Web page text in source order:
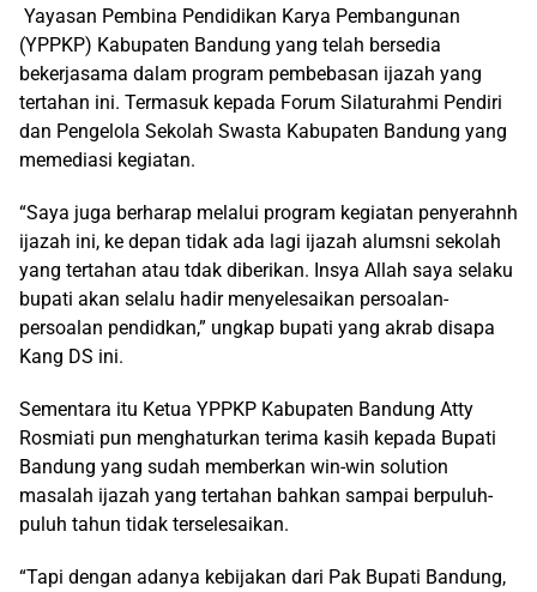
Yayasan Pembina Pendidikan Karya Pembangunan
(YPPKP) Kabupaten Bandung yang telah bersedia
bekerjasama dalam program pembebasan ijazah yang
tertahan ini. Termasuk kepada Forum Silaturahmi Pendiri
dan Pengelola Sekolah Swasta Kabupaten Bandung yang
memediasi kegiatan.
“Saya juga berharap melalui program kegiatan penyerahnh
ijazah ini, ke depan tidak ada lagi ijazah alumsni sekolah
yang tertahan atau tdak diberikan. Insya Allah saya selaku
bupati akan selalu hadir menyelesaikan persoalan-
persoalan pendidkan,” ungkap bupati yang akrab disapa
Kang DS ini.
Sementara itu Ketua YPPKP Kabupaten Bandung Atty
Rosmiati pun menghaturkan terima kasih kepada Bupati
Bandung yang sudah memberkan win-win solution
masalah ijazah yang tertahan bahkan sampai berpuluh-
puluh tahun tidak terselesaikan.
“Tapi dengan adanya kebijakan dari Pak Bupati Bandung,